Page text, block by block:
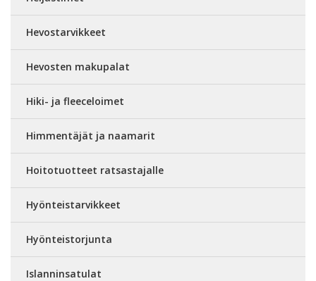
Hevostarvikkeet
Hevosten makupalat
Hiki- ja fleeceloimet
Himmentäjät ja naamarit
Hoitotuotteet ratsastajalle
Hyönteistarvikkeet
Hyönteistorjunta
Islanninsatulat